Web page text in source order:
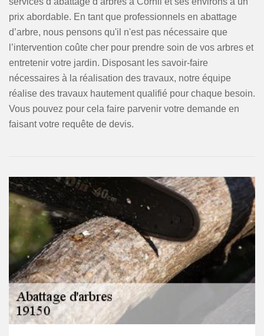
prix abordable. En tant que professionnels en abattage
d’arbre, nous pensons qu'il n'est pas nécessaire que
l’intervention coûte cher pour prendre soin de vos arbres et
entretenir votre jardin. Disposant les savoir-faire
nécessaires à la réalisation des travaux, notre équipe
réalise des travaux hautement qualifié pour chaque besoin.
Vous pouvez pour cela faire parvenir votre demande en
faisant votre requête de devis.